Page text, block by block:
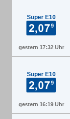
Super E10
gestern 17:32 Uhr
Super E10
gestern 16:19 Uhr